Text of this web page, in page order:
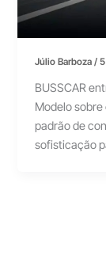
Júlio Barboza/
BUSSCAR
Modelo
padrão de
sofisticação